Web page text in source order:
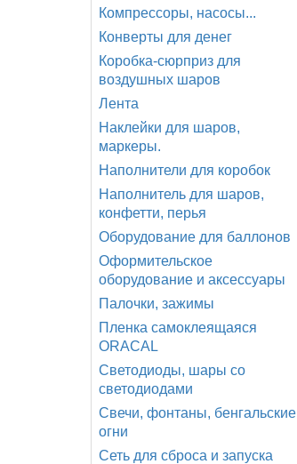
Компрессоры, насосы...
Конверты для денег
Коробка-сюрприз для
воздушных шаров
Лента
Лента атласная
Лента голография
Лента декоративная
Лента капроновая
Лента металлизированная
Лента органза
Парча
Тейп-лента
Шнур, шпагат, леска
Наклейки для шаров,
маркеры.
Наполнители для коробок
Наполнитель для шаров,
конфетти, перья
Глиттер
Конфетти бумага/фольга
Конфетти пластик
Перья
Шарики пенопласт
Оборудование для баллонов
Оформительское
оборудование и аксессуары
Палочки, зажимы
Пленка самоклеящаяся
ORACAL
Светодиоды, шары со
светодиодами
Свечи, фонтаны, бенгальские
огни
Свеча топпер
Сеть для сброса и запуска